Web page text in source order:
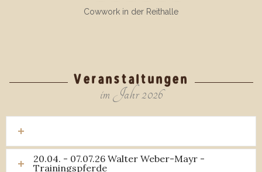
Cowwork in der Reithalle
Veranstaltungen
im Jahr 2026
20.04. - 07.07.26 Walter Weber-Mayr -
Trainingspferde